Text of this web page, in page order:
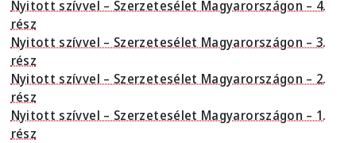
Nyitott szívvel – Szerzetesélet Magyarországon – 4.
rész
Nyitott szívvel – Szerzetesélet Magyarországon – 3.
rész
Nyitott szívvel – Szerzetesélet Magyarországon – 2.
rész
Nyitott szívvel – Szerzetesélet Magyarországon – 1.
rész